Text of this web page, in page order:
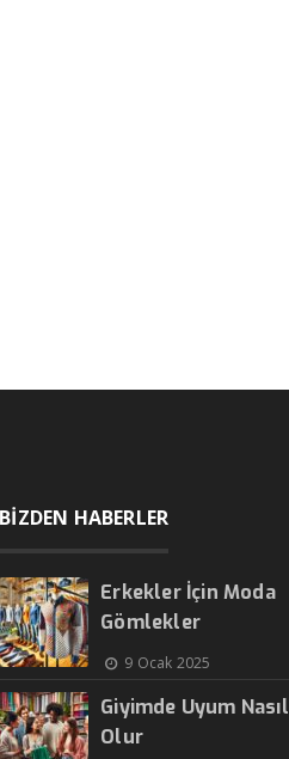
BİZDEN HABERLER
Erkekler İçin Moda
Gömlekler
9 Ocak 2025
Giyimde Uyum Nasıl
Olur